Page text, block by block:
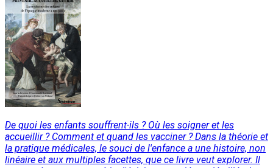
De quoi les enfants souffrent-ils ? Où les soigner et les
accueillir ? Comment et quand les vacciner ? Dans la théorie et
la pratique médicales, le souci de l'enfance a une histoire, non
linéaire et aux multiples facettes, que ce livre veut explorer. Il